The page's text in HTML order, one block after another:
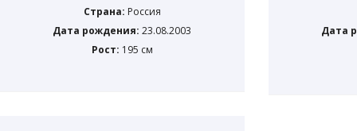
Страна: Россия
Дата рождения:23.08.2003
Рост: 195 см
Дата